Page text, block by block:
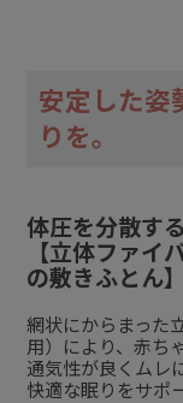
安定した姿
りを。
体圧を分散す
【立体ファイ
の敷きふとん】
網状にからまった
用）により、赤ち
通気性が良くムレ
快適な眠りをサポ